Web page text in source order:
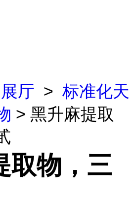
厅 > 标准化天
> 黑升麻提取
取物，三